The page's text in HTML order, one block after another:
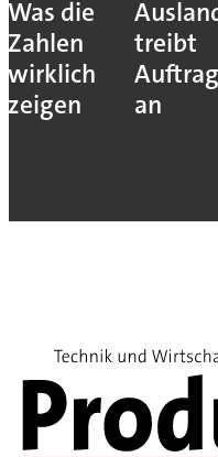
Was die
Zahlen
wirklich
zeigen
treibt
an